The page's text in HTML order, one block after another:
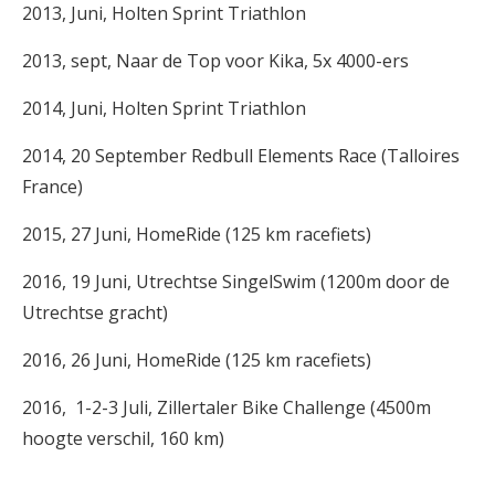
2013, Juni, Holten Sprint Triathlon
2013, sept, Naar de Top voor Kika, 5x 4000-ers
2014, Juni, Holten Sprint Triathlon
2014, 20 September Redbull Elements Race (Talloires
France)
2015, 27 Juni, HomeRide (125 km racefiets)
2016, 19 Juni, Utrechtse SingelSwim (1200m door de
Utrechtse gracht)
2016, 26 Juni, HomeRide (125 km racefiets)
2016, 1-2-3 Juli, Zillertaler Bike Challenge (4500m
hoogte verschil, 160 km)